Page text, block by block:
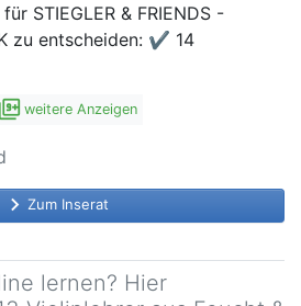
STIEGLER & FRIENDS -
zu entscheiden: ✔ 14
weitere Anzeigen
keyboard_arrow_right Zum Inserat
lernen? Hier